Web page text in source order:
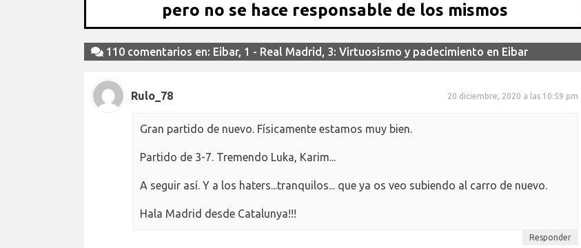
pero no se hace responsable de los mismos
110 comentarios en: Eibar, 1 - Real Madrid, 3: Virtuosismo y padecimiento en Eibar
Rulo_78 20 diciembre, 2020 a las 10:59 pm
Gran partido de nuevo. Físicamente estamos muy bien.
Partido de 3-7. Tremendo Luka, Karim...
A seguir así. Y a los haters...tranquilos... que ya os veo subiendo al carro de nuevo.
Hala Madrid desde Catalunya!!!
Responder